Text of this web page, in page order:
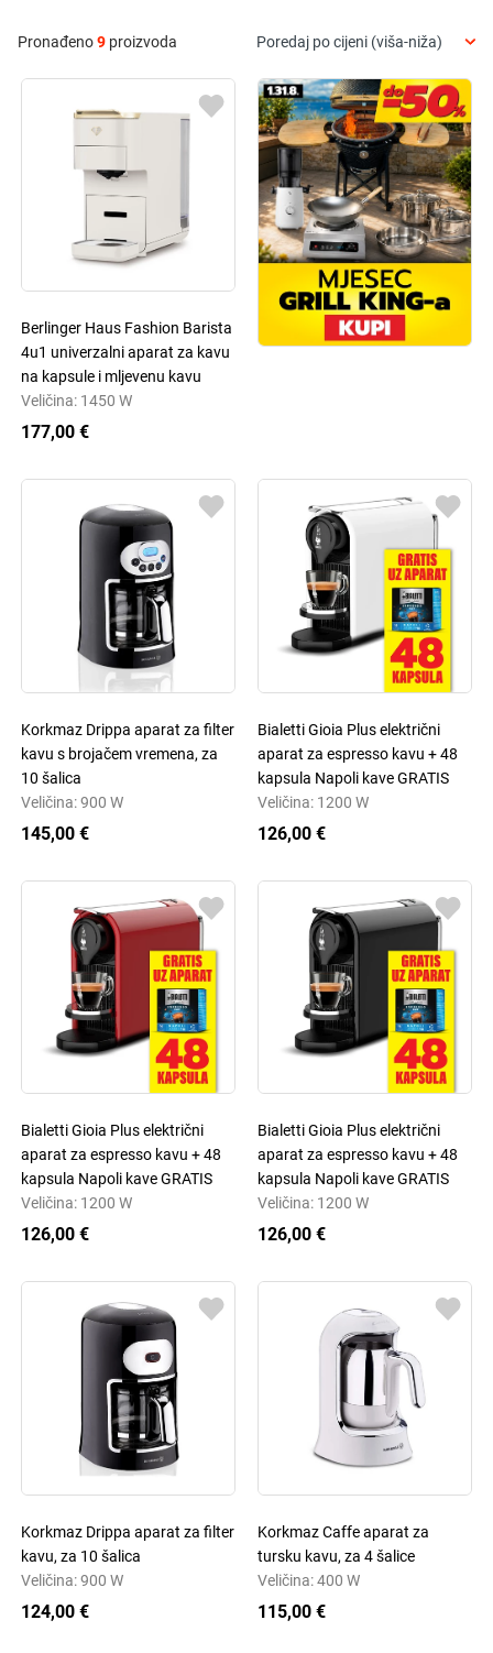
Pronađeno9 proizvoda Poredaj po cijeni (viša-niža)
Berlinger Haus Fashion Barista
4u1 univerzalni aparat za kavu
na kapsule i mljevenu kavu
Veličina: 1450 W
177,00 €
Korkmaz Drippa aparat za filter
kavu s brojačem vremena, za
10 šalica
Veličina: 900 W
145,00 €
Bialetti Gioia Plus električni
aparat za espresso kavu + 48
kapsula Napoli kave GRATIS
Veličina: 1200 W
126,00 €
Bialetti Gioia Plus električni
aparat za espresso kavu + 48
kapsula Napoli kave GRATIS
Veličina: 1200 W
126,00 €
Bialetti Gioia Plus električni
aparat za espresso kavu + 48
kapsula Napoli kave GRATIS
Veličina: 1200 W
126,00 €
Korkmaz Drippa aparat za filter
kavu, za 10 šalica
Veličina: 900 W
124,00 €
Korkmaz Caffe aparat za
tursku kavu, za 4 šalice
Veličina: 400 W
115,00 €